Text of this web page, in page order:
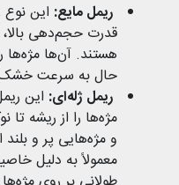
ریمل مایع: این
قدرت حجم‌دهی بالا،
هستند. آن‌ها مژه‌ها
حال به سرعت
ریمل ژله‌ای: این
مژه‌ها را از ریشه
و مژه‌هایی پر و
معمولاً به دلیل